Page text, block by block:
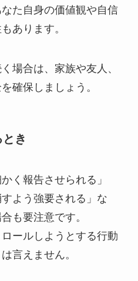
た自身の価値観や自信
あります。
場合は、家族や友人、
確保しましょう。
き
く報告させられる」
よう強要される」な
も要注意です。
ールしようとする行動
言えません。